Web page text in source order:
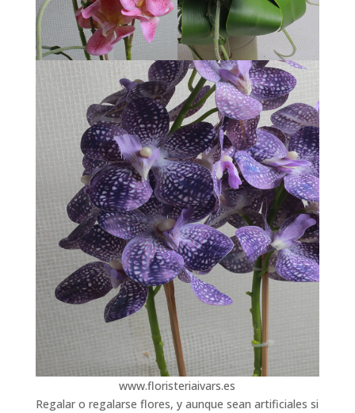
www.floristeriaivars.es
Regalar o regalarse flores, y aunque sean artificiales si